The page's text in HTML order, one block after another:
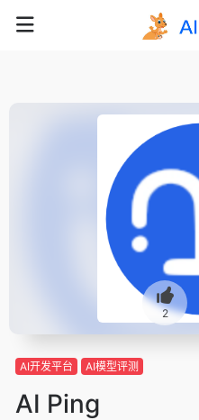
2
AI开发平台 AI模型评测
AI Ping